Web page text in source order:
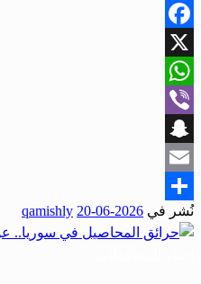
Facebook
X
WhatsApp
Viber
Snapchat
Email
Share
نُشر في 2026-06-20
qamishly